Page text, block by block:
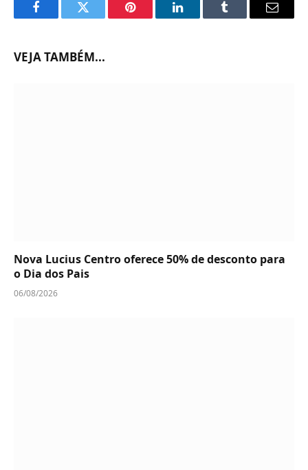
FacebookTwitter Pinterest LinkedInTumblr Email
VEJA TAMBÉM...
Nova Lucius Centro oferece 50% de desconto para
o Dia dos Pais
06/08/2026